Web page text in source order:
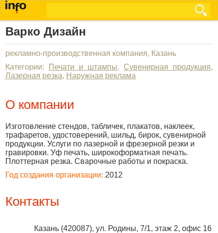
Варко Дизайн
рекламно-производственная компания, Казань
Категории:
Печати и штампы, Сувенирная продукция,
Лазерная резка, Наружная реклама
О компании
Изготовление стендов, табличек, плакатов, наклеек,
трафаретов, удостоверений, шильд, бирок, сувенирной
продукции. Услуги по лазерной и фрезерной резки и
гравировки. Уф печать, широкоформатная печать.
Плоттерная резка. Сварочные работы и покраска.
Год создания организации: 2012
Контакты
Казань (420087), ул. Родины, 7/1, этаж 2, офис 16